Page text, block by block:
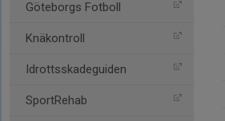
Göteborgs Fotboll
Knäkontroll
Idrottsskadeguiden
SportRehab